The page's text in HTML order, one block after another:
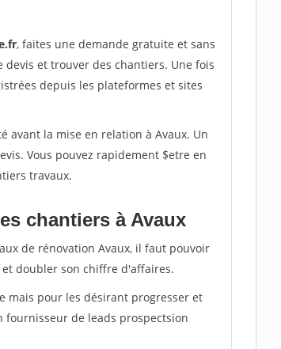
, faites une demande gratuite et sans
et trouver des chantiers. Une fois
depuis les plateformes et sites
avant la mise en relation à Avaux. Un
Vous pouvez rapidement $etre en
travaux.
chantiers à Avaux
de rénovation Avaux, il faut pouvoir
doubler son chiffre d'affaires.
mais pour les désirant progresser et
de leads prospectsion